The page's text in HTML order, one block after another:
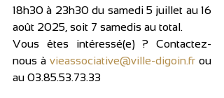
18h30 à 23h30 du samedi 5 juillet au 16
août 2025, soit 7 samedis au total.
Vous êtes intéressé(e) ? Contactez-
nous à vieassociative@ville-digoin.fr ou
au 03.85.53.73.33